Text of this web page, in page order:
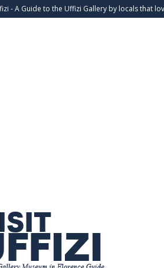
- A Guide to the Uffizi Gallery by locals that